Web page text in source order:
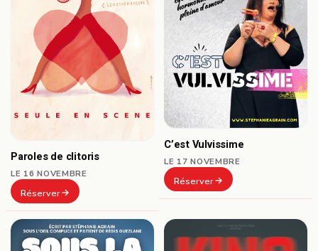
Paroles de clitoris
LE 16 NOVEMBRE
Réserver
C’est Vulvissime
LE 17 NOVEMBRE
Réserver